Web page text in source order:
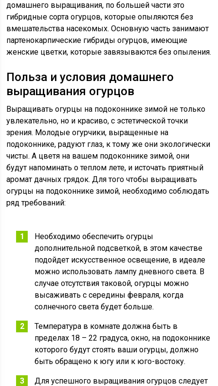
домашнего выращивания, по большей части это
гибридные сорта огурцов, которые опыляются без
вмешательства насекомых. Основную часть занимают
партенокарпические гибриды огурцов, имеющие
женские цветки, которые завязываются без опыления.
Польза и условия домашнего
выращивания огурцов
Выращивать огурцы на подоконнике зимой не только
увлекательно, но и красиво, с эстетической точки
зрения. Молодые огурчики, выращенные на
подоконнике, радуют глаз, к тому же они экологически
чисты. А цветя на вашем подоконнике зимой, они
будут напоминать о теплом лете, и источать приятный
аромат дачных грядок. Для того чтобы выращивать
огурцы на подоконнике зимой, необходимо соблюдать
ряд требований:
Необходимо обеспечить огурцы
дополнительной подсветкой, в этом качестве
подойдет искусственное освещение, в идеале
можно использовать лампу дневного света. В
случае отсутствия таковой, огурцы можно
высаживать с середины февраля, когда
солнечного света будет больше.
Температура в комнате должна быть в
пределах 18 – 22 градуса, окно, на подоконнике
которого будут стоять ваши огурцы, должно
быть обращено к югу или к юго-востоку.
Для успешного выращивания огурцов следует